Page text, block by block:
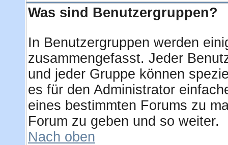
Was sind Benutzergruppen?
In Benutzergruppen werden
zusammengefasst. Jeder
und jeder Gruppe können
es für den Administrator
eines bestimmten Forums zu
Forum zu geben und so weiter.
Nach oben